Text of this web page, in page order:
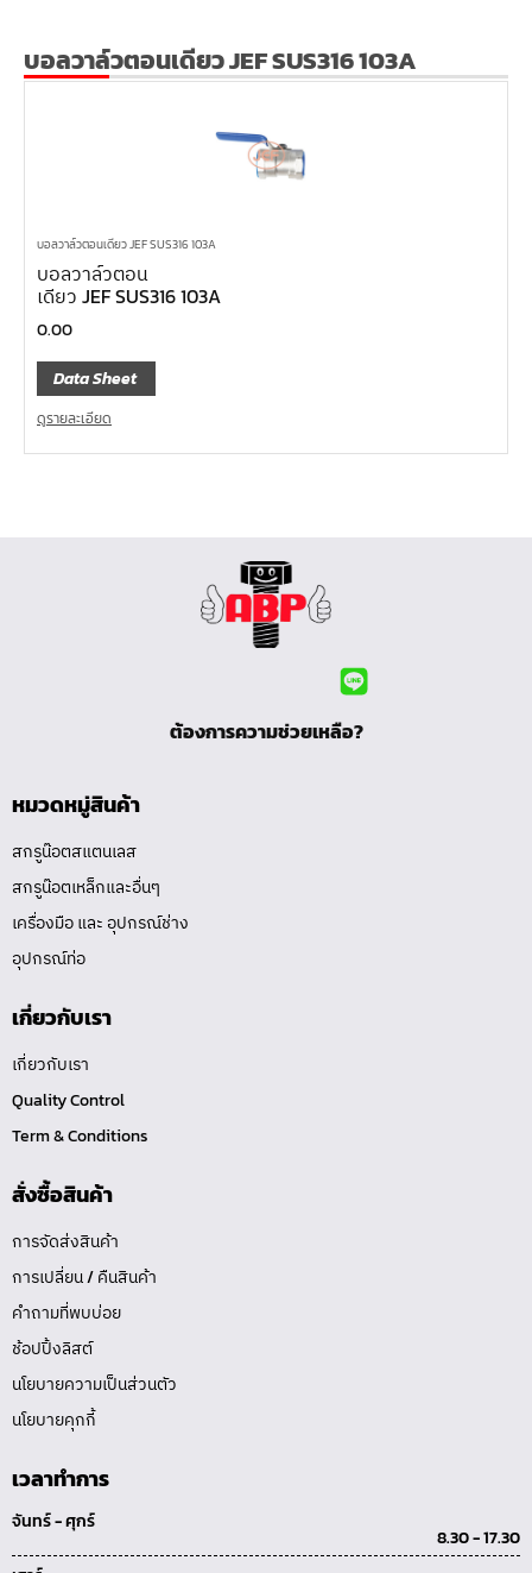
บอลวาล์วตอนเดียว JEF SUS316 103A
บอลวาล์วตอนเดียว JEF SUS316 103A
บอลวาล์วตอน
เดียว JEF SUS316 103A
0.00
Data Sheet
ดูรายละเอียด
ต้องการความช่วยเหลือ?
หมวดหมู่สินค้า
สกรูน๊อตสแตนเลส
สกรูน๊อตเหล็กและอื่นๆ
เครื่องมือ และ อุปกรณ์ช่าง
อุปกรณ์ท่อ
เกี่ยวกับเรา
เกี่ยวกับเรา
Quality Control
Term & Conditions
สั่งซื้อสินค้า
การจัดส่งสินค้า
การเปลี่ยน / คืนสินค้า
คำถามที่พบบ่อย
ช้อปปิ้งลิสต์
นโยบายความเป็นส่วนตัว
นโยบายคุกกี้
เวลาทำการ
จันทร์ - ศุกร์
8.30 - 17.30